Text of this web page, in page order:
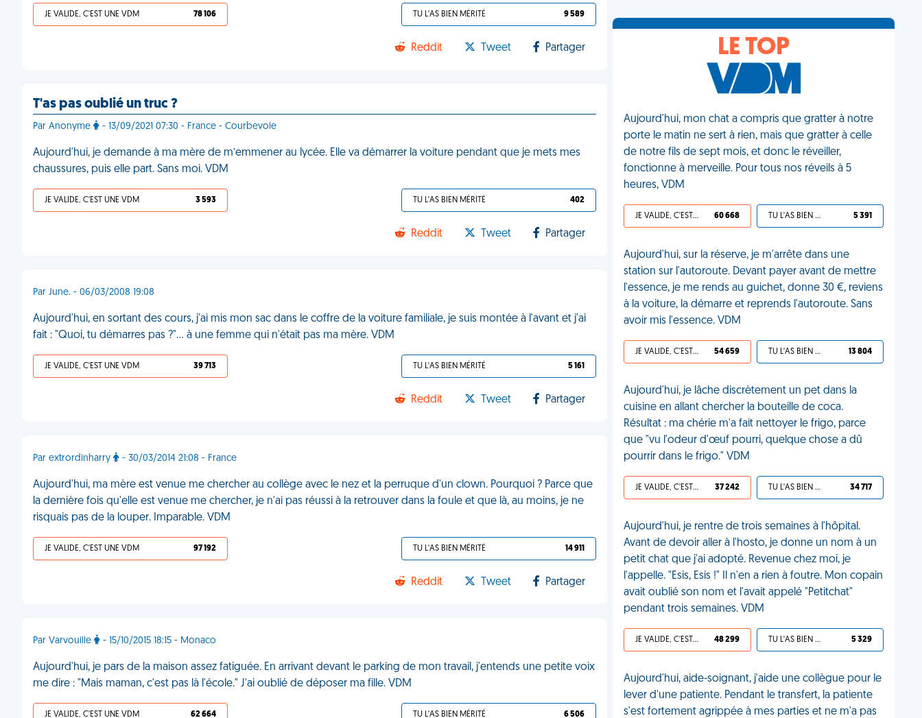
JE VALIDE, C'EST UNE VDM 78 106 TU L'AS BIEN MÉRITÉ 9 589
Reddit Tweet Partager
T'as pas oublié un truc ?
Par Anonyme - 13/09/2021 07:30 - France - Courbevoie
Aujourd'hui, je demande à ma mère de m’emmener au lycée. Elle va démarrer la voiture pendant que je mets mes
chaussures, puis elle part. Sans moi. VDM
JE VALIDE, C'EST UNE VDM 3 593 TU L'AS BIEN MÉRITÉ 402
Reddit Tweet Partager
Par June. - 06/03/2008 19:08
Aujourd'hui, en sortant des cours, j'ai mis mon sac dans le coffre de la voiture familiale, je suis montée à l'avant et j'ai
fait : "Quoi, tu démarres pas ?"... à une femme qui n'était pas ma mère. VDM
JE VALIDE, C'EST UNE VDM 39 713 TU L'AS BIEN MÉRITÉ 5 161
Reddit Tweet Partager
Par extrordinharry - 30/03/2014 21:08 - France
Aujourd'hui, ma mère est venue me chercher au collège avec le nez et la perruque d'un clown. Pourquoi ? Parce que
la dernière fois qu'elle est venue me chercher, je n'ai pas réussi à la retrouver dans la foule et que là, au moins, je ne
risquais pas de la louper. Imparable. VDM
JE VALIDE, C'EST UNE VDM 97 192 TU L'AS BIEN MÉRITÉ 14 911
Reddit Tweet Partager
Par Varvouille - 15/10/2015 18:15 - Monaco
Aujourd'hui, je pars de la maison assez fatiguée. En arrivant devant le parking de mon travail, j'entends une petite voix
me dire : "Mais maman, c'est pas là l'école." J'ai oublié de déposer ma fille. VDM
JE VALIDE, C'EST UNE VDM 62 664 TU L'AS BIEN MÉRITÉ 6 506
LE TOP
Aujourd'hui, mon chat a compris que gratter à notre
porte le matin ne sert à rien, mais que gratter à celle
de notre fils de sept mois, et donc le réveiller,
fonctionne à merveille. Pour tous nos réveils à 5
heures, VDM
JE VALIDE, C'EST UNE VDM 60 668 TU L'AS BIEN MÉRITÉ 5 391
Aujourd'hui, sur la réserve, je m'arrête dans une
station sur l'autoroute. Devant payer avant de mettre
l'essence, je me rends au guichet, donne 30 €, reviens
à la voiture, la démarre et reprends l'autoroute. Sans
avoir mis l'essence. VDM
JE VALIDE, C'EST UNE VDM 54 659 TU L'AS BIEN MÉRITÉ 13 804
Aujourd'hui, je lâche discrètement un pet dans la
cuisine en allant chercher la bouteille de coca.
Résultat : ma chérie m'a fait nettoyer le frigo, parce
que "vu l'odeur d'œuf pourri, quelque chose a dû
pourrir dans le frigo." VDM
JE VALIDE, C'EST UNE VDM 37 242 TU L'AS BIEN MÉRITÉ 34 717
Aujourd'hui, je rentre de trois semaines à l'hôpital.
Avant de devoir aller à l'hosto, je donne un nom à un
petit chat que j'ai adopté. Revenue chez moi, je
l'appelle. "Esis, Esis !" Il n'en a rien à foutre. Mon copain
avait oublié son nom et l'avait appelé "Petitchat"
pendant trois semaines. VDM
JE VALIDE, C'EST UNE VDM 48 299 TU L'AS BIEN MÉRITÉ 5 329
Aujourd'hui, aide-soignant, j'aide une collègue pour le
lever d'une patiente. Pendant le transfert, la patiente
s'est fortement agrippée à mes parties et ne m'a pas